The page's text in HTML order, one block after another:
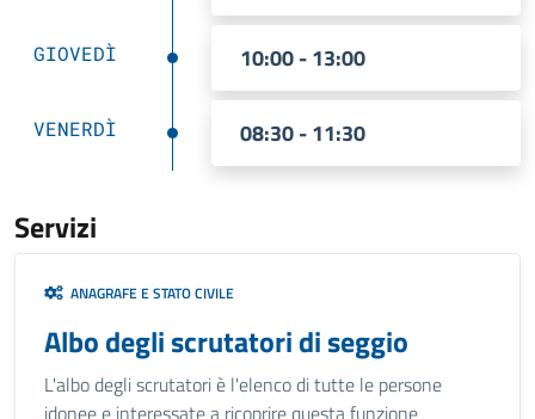
GIOVEDÌ 10:00 - 13:00
VENERDÌ 08:30 - 11:30
Servizi
ANAGRAFE E STATO CIVILE
Albo degli scrutatori di seggio
L'albo degli scrutatori è l'elenco di tutte le persone
idonee e interessate a ricoprire questa funzione